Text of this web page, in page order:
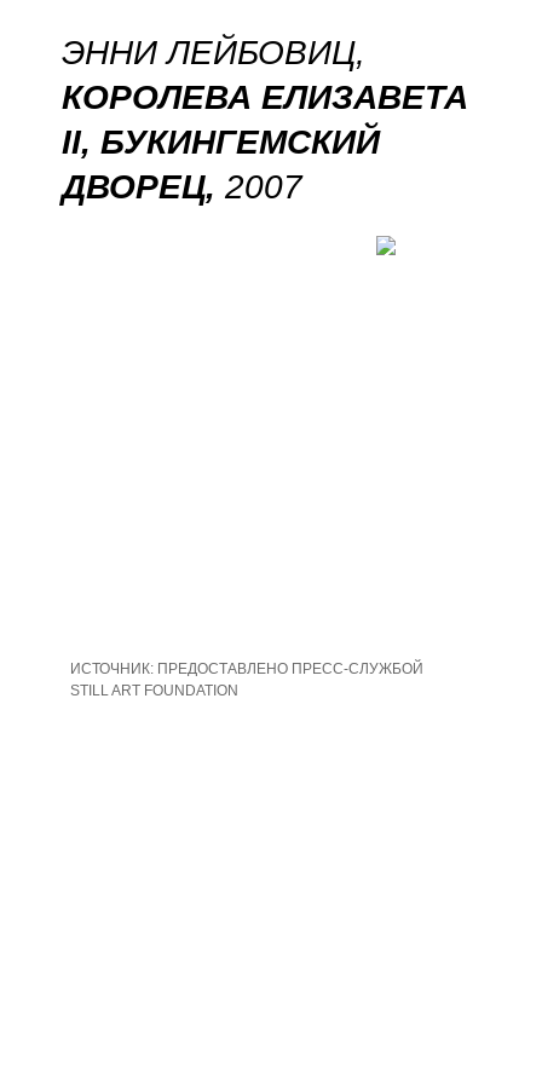
ЭННИ ЛЕЙБОВИЦ,
КОРОЛЕВА ЕЛИЗАВЕТА
II, БУКИНГЕМСКИЙ
ДВОРЕЦ, 2007
ИСТОЧНИК: ПРЕДОСТАВЛЕНО ПРЕСС-СЛУЖБОЙ
STILL ART FOUNDATION